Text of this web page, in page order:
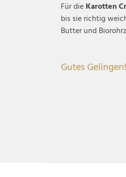
Für dieKarotten
bis sie richtig
Butter und
Gutes Gelingen!